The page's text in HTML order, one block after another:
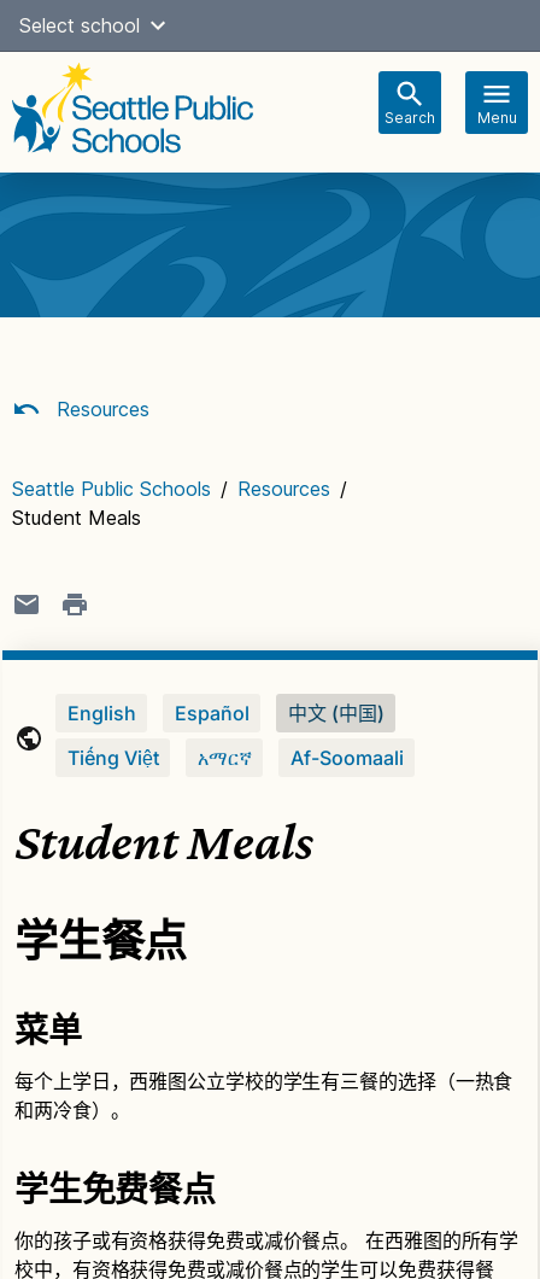
Skip
content
Select school
Search Menu
navigation
Resources
Seattle Public Schools / Resources /
Student Meals
English Español
中文 (中国)
Tiếng Việt
አማርኛ Af-Soomaali
Student Meals
学生餐点
菜单
每个上学日，西雅图公立学校的学生有三餐的选择（一热食
和两冷食）。
学生免费餐点
你的孩子或有资格获得免费或减价餐点。 在西雅图的所有学
校中，有资格获得免费或减价餐点的学生可以免费获得餐